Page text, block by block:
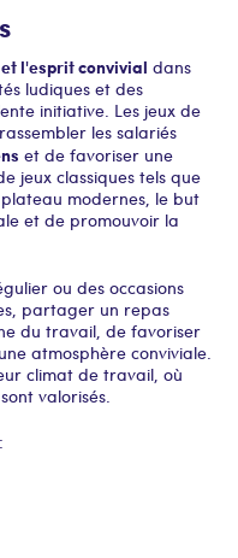
l'esprit convivial dans
ludiques et des
initiative. Les jeux de
les salariés
et de favoriser une
jeux classiques tels que
modernes, le but
et de promouvoir la
ou des occasions
partager un repas
du travail, de favoriser
atmosphère conviviale.
climat de travail, où
valorisés.